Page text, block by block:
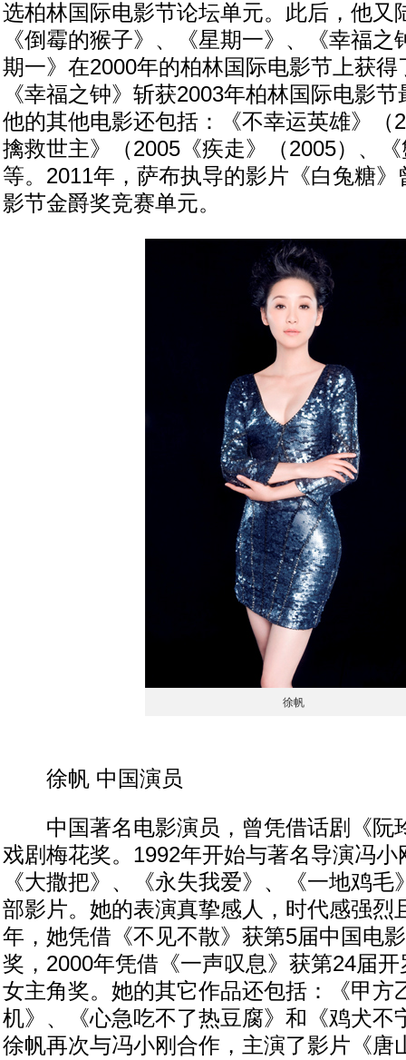
选柏林国际电影节论坛单元。此后，他又
《倒霉的猴子》、《星期一》、《幸福之
期一》在2000年的柏林国际电影节上获
《幸福之钟》斩获2003年柏林国际电影
他的其他电影还包括：《不幸运英雄》（
擒救世主》（2005《疾走》（2005）、
等。2011年，萨布执导的影片《白兔糖
影节金爵奖竞赛单元。
徐帆
徐帆 中国演员
中国著名电影演员，曾凭借话剧《阮
戏剧梅花奖。1992年开始与著名导演冯
《大撒把》、《永失我爱》、《一地鸡毛
部影片。她的表演真挚感人，时代感强烈
年，她凭借《不见不散》获第5届中国电
奖，2000年凭借《一声叹息》获第24届
女主角奖。她的其它作品还包括：《甲方
机》、《心急吃不了热豆腐》和《鸡犬不
徐帆再次与冯小刚合作，主演了影片《唐